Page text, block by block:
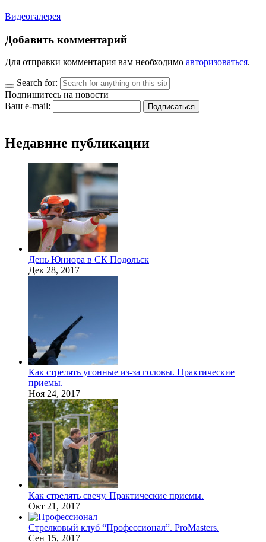
Видеогалерея
Добавить комментарий
Для отправки комментария вам необходимо авторизоваться.
Search for:
Подпишитесь на новости
Ваш e-mail:
Недавние публикации
День Юниора в СК Подольск
Дек 28, 2017
Как стрелять угонные из-за головы. Практические
приемы.
Ноя 24, 2017
Как стрелять свечу. Практические приемы.
Окт 21, 2017
Стрелковый клуб “Профессионал”. ProMasters.
Сен 15, 2017